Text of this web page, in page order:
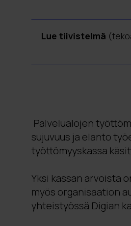
Lue tiivistelmä
Työn
hoidetaan
aikaa
Strateginen
automaatioiden
mikä varmistaa
Palvelualojen
sujuvuus ja elanto
työttömyyskassa
Yksi kassan arvoista
myös organisaation
yhteistyössä Digian